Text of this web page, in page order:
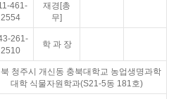
461-
2554
재경[총
무]
261-
2510
학 과 장
청주시 개신동 충북대학교 농업생명과학
대학 식물자원학과(S21-5동 181호)